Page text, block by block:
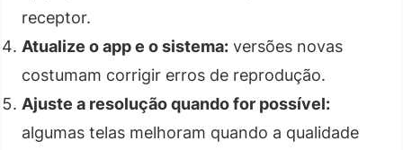
receptor.
Atualize o app e o sistema: versões novas
costumam corrigir erros de reprodução.
Ajuste a resolução quando for possível:
algumas telas melhoram quando a qualidade